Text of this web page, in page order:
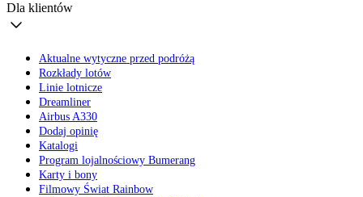
Dla klientów
Aktualne wytyczne przed podróżą
Rozkłady lotów
Linie lotnicze
Dreamliner
Airbus A330
Dodaj opinię
Katalogi
Program lojalnościowy Bumerang
Karty i bony
Filmowy Świat Rainbow